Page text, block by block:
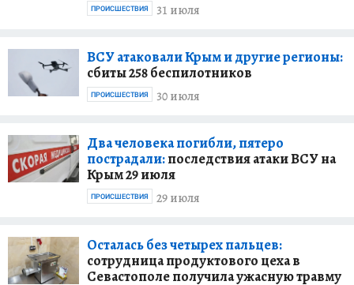
31 июля
ПРОИСШЕСТВИЯ
ВСУ атаковали Крым и другие регионы:
сбиты 258 беспилотников
30 июля
ПРОИСШЕСТВИЯ
Два человека погибли, пятеро
пострадали:последствия атаки ВСУ на
Крым 29 июля
29 июля
ПРОИСШЕСТВИЯ
Осталась без четырех пальцев:
сотрудница продуктового цеха в
Севастополе получила ужасную травму